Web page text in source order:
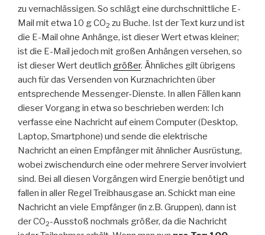
zu vernachlässigen. So schlägt eine durchschnittliche E-
Mail mit etwa 10 g CO2 zu Buche. Ist der Text kurz und ist
die E-Mail ohne Anhänge, ist dieser Wert etwas kleiner;
ist die E-Mail jedoch mit großen Anhängen versehen, so
ist dieser Wert deutlich größer. Ähnliches gilt übrigens
auch für das Versenden von Kurznachrichten über
entsprechende Messenger-Dienste. In allen Fällen kann
dieser Vorgang in etwa so beschrieben werden: Ich
verfasse eine Nachricht auf einem Computer (Desktop,
Laptop, Smartphone) und sende die elektrische
Nachricht an einen Empfänger mit ähnlicher Ausrüstung,
wobei zwischendurch eine oder mehrere Server involviert
sind. Bei all diesen Vorgängen wird Energie benötigt und
fallen in aller Regel Treibhausgase an. Schickt man eine
Nachricht an viele Empfänger (in z.B. Gruppen), dann ist
der CO2-Ausstoß nochmals größer, da die Nachricht